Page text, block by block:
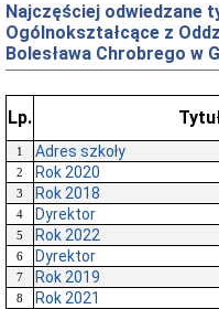
Najczęściej odwiedzane
Ogólnokształcące z
Bolesława Chrobrego w
Lp.
1 Adres szkoły
2
Rok 2020
3
Rok 2018
4
Dyrektor
5
Rok 2022
6
Dyrektor
7
Rok 2019
8
Rok 2021